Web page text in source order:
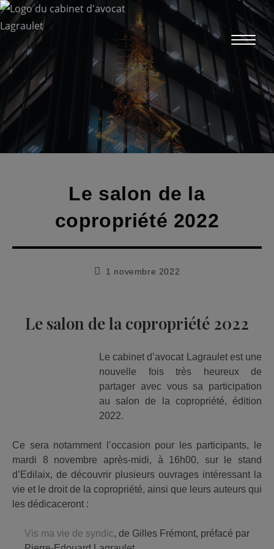
Skip
to
content
Le salon de la
copropriété 2022
Publication
1 novembre 2022
Le salon de la copropriété 2022
Le cabinet d’avocat Lagraulet est une
nouvelle fois très heureux de
partager avec vous sa participation
au salon de la copropriété, édition
2022.
Ce sera notamment l’occasion pour les participants, le
mardi 8 novembre après-midi, à 16h00, sur le stand
d’Edilaix, de découvrir plusieurs ouvrages intéressant la
vie et le droit de la copropriété, ainsi que leurs auteurs qui
les dédicaceront :
Vis ma vie de syndic, de Gilles Frémont, préfacé par